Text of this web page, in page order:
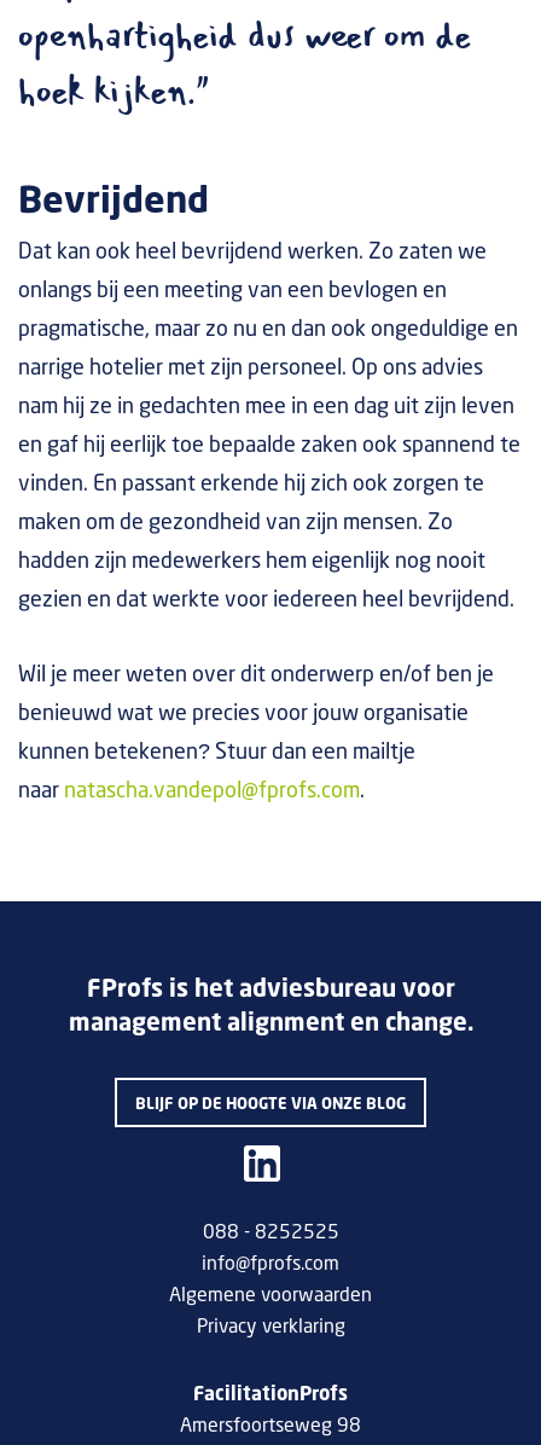
openhartigheid dus weer om de
hoek kijken."
Bevrijdend
Dat kan ook heel bevrijdend werken. Zo zaten we
onlangs bij een meeting van een bevlogen en
pragmatische, maar zo nu en dan ook ongeduldige en
narrige hotelier met zijn personeel. Op ons advies
nam hij ze in gedachten mee in een dag uit zijn leven
en gaf hij eerlijk toe bepaalde zaken ook spannend te
vinden. En passant erkende hij zich ook zorgen te
maken om de gezondheid van zijn mensen. Zo
hadden zijn medewerkers hem eigenlijk nog nooit
gezien en dat werkte voor iedereen heel bevrijdend.
Wil je meer weten over dit onderwerp en/of ben je
benieuwd wat we precies voor jouw organisatie
kunnen betekenen? Stuur dan een mailtje
naar natascha.vandepol@fprofs.com.
FProfs is het adviesbureau voor
management alignment en change.
BLIJF OP DE HOOGTE VIA ONZE BLOG
088 - 8252525
info@fprofs.com
Algemene voorwaarden
Privacy verklaring
FacilitationProfs
Amersfoortseweg 98